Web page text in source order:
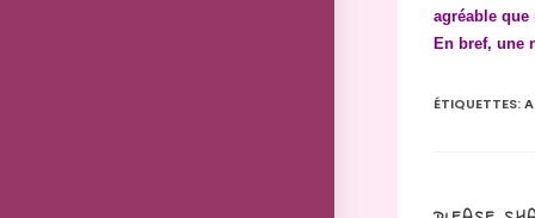
agréable que
En bref, une
ÉTIQUETTES: